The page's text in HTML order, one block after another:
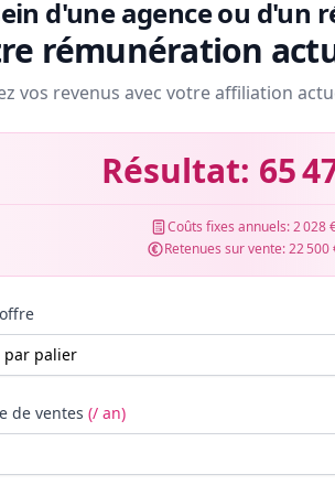
d'une agence ou d'un
rémunération
vos revenus avec votre affiliation
Résultat: 65
Coûts fixes annuels:2 028
Retenues sur vente:22 500
de ventes (/ an)